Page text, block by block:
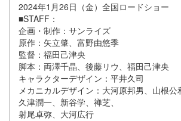
2024年1月26日（金）全国ロードショー
■STAFF：
企画・制作：サンライズ
原作：矢立肇、富野由悠季
監督：福田己津央
脚本：両澤千晶、後藤リウ、福田己津央
キャラクターデザイン：平井久司
メカニカルデザイン：大河原邦男、山根
久津潤一、新谷学、禅芝、
射尾卓弥、大河広行